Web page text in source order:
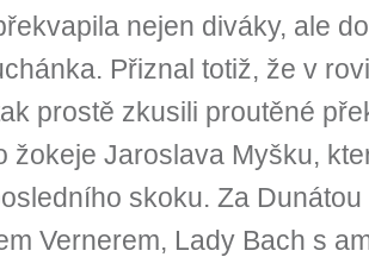
nejen diváky, ale
Přiznal totiž, že v
prostě zkusili proutěné
žokeje Jaroslava Myšku,
skoku. Za
Vernerem, Lady Bach s